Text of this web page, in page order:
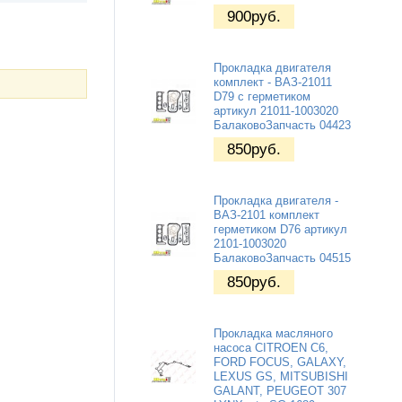
900руб.
Прокладка двигателя
комплект - ВАЗ-21011
D79 с герметиком
артикул 21011-1003020
БалаковоЗапчасть 04423
850руб.
Прокладка двигателя -
ВАЗ-2101 комплект
герметиком D76 артикул
2101-1003020
БалаковоЗапчасть 04515
850руб.
Прокладка масляного
насоса CITROEN C6,
FORD FOCUS, GALAXY,
LEXUS GS, MITSUBISHI
GALANT, PEUGEOT 307